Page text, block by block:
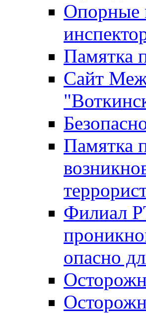
Опорные
Памятка
Сайт
Памятка
Филиал
опасно